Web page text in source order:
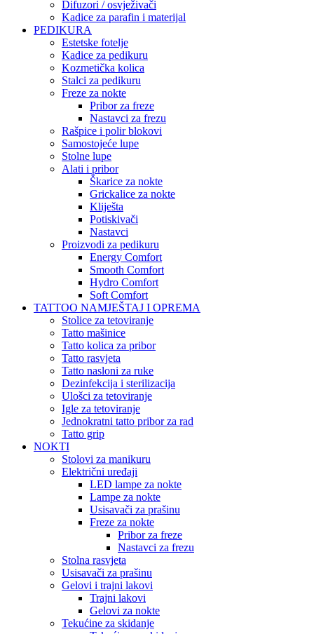
Difuzori / osvježivači
Kadice za parafin i materijal
PEDIKURA
Estetske fotelje
Kadice za pedikuru
Kozmetička kolica
Stalci za pedikuru
Freze za nokte
Pribor za freze
Nastavci za frezu
Rašpice i polir blokovi
Samostojeće lupe
Stolne lupe
Alati i pribor
Škarice za nokte
Grickalice za nokte
Kliješta
Potiskivači
Nastavci
Proizvodi za pedikuru
Energy Comfort
Smooth Comfort
Hydro Comfort
Soft Comfort
TATTOO NAMJEŠTAJ I OPREMA
Stolice za tetoviranje
Tatto mašinice
Tatto kolica za pribor
Tatto rasvjeta
Tatto nasloni za ruke
Dezinfekcija i sterilizacija
Ulošci za tetoviranje
Igle za tetoviranje
Jednokratni tatto pribor za rad
Tatto grip
NOKTI
Stolovi za manikuru
Električni uređaji
LED lampe za nokte
Lampe za nokte
Usisavači za prašinu
Freze za nokte
Pribor za freze
Nastavci za frezu
Stolna rasvjeta
Usisavači za prašinu
Gelovi i trajni lakovi
Trajni lakovi
Gelovi za nokte
Tekućine za skidanje